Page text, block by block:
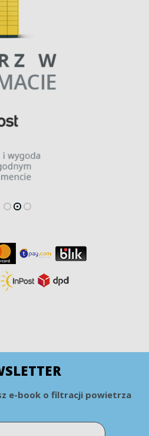
e-book o filtracji powietrza